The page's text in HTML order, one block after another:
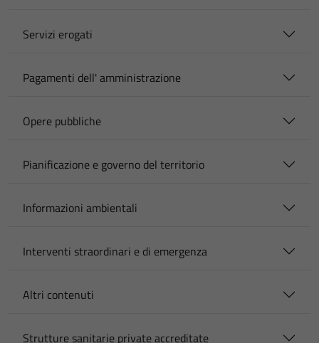
Servizi erogati
Pagamenti dell' amministrazione
Opere pubbliche
Pianificazione e governo del territorio
Informazioni ambientali
Interventi straordinari e di emergenza
Altri contenuti
Strutture sanitarie private accreditate